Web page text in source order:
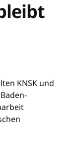
KNSK und